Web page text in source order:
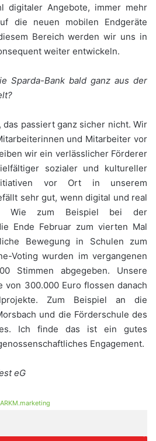
digitaler Angebote, immer mehr
die neuen mobilen Endgeräte
Bereich werden wir uns in
weiter entwickeln.
Sparda-Bank bald ganz aus der
das passiert ganz sicher nicht. Wir
und Mitarbeiter vor
wir ein verlässlicher Förderer
sozialer und kultureller
vor Ort in unserem
sehr gut, wenn digital und real
Wie zum Beispiel bei der
Ende Februar zum vierten Mal
Bewegung in Schulen zum
Voting wurden im vergangenen
Stimmen abgegeben. Unsere
von 300.000 Euro flossen danach
Zum Beispiel an die
und die Förderschule des
Ich finde das ist ein gutes
Engagement.
eG
ARKM.marketing